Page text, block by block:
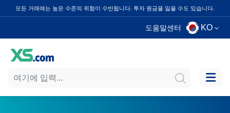
모든 거래에는 높은 수준의 위험이 수반됩니다. 투자 원금을 잃을 수도 있습니다.
도움말센터 KO